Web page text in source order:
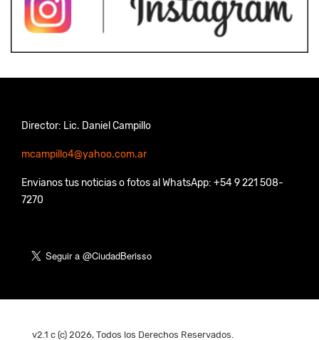
Director: Lic. Daniel Campillo
mcampillo4@yahoo.com.ar
Envianos tus noticias o fotos al WhatsApp: +54 9 221 508-
7270
v2.1 c (c) 2026, Todos los Derechos Reservados.